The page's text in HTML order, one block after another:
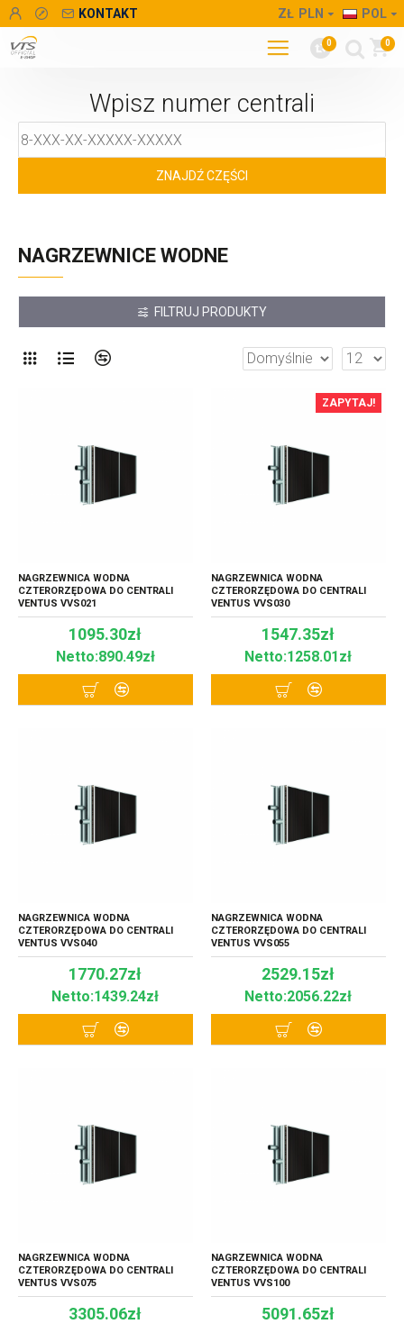
KONTAKT ZŁ PLN POL
0 0
Wpisz numer centrali
NAGRZEWNICE WODNE
FILTRUJ PRODUKTY
NAGRZEWNICA WODNA
CZTERORZĘDOWA DO CENTRALI
VENTUS VVS021
1095.30zł
Netto:890.49zł
ZAPYTAJ!
NAGRZEWNICA WODNA
CZTERORZĘDOWA DO CENTRALI
VENTUS VVS030
1547.35zł
Netto:1258.01zł
NAGRZEWNICA WODNA
CZTERORZĘDOWA DO CENTRALI
VENTUS VVS040
1770.27zł
Netto:1439.24zł
NAGRZEWNICA WODNA
CZTERORZĘDOWA DO CENTRALI
VENTUS VVS055
2529.15zł
Netto:2056.22zł
NAGRZEWNICA WODNA
CZTERORZĘDOWA DO CENTRALI
VENTUS VVS075
3305.06zł
NAGRZEWNICA WODNA
CZTERORZĘDOWA DO CENTRALI
VENTUS VVS100
5091.65zł